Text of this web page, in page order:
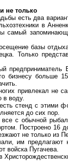
не только
есть два
в
самый
базы
Только
предприниматель
бизнесу больше
привлекал не
в воду.
есть стенд с этими
до сих пор.
все с обычной
Построено 16
не только из
им предлагают
войска Пугачева.